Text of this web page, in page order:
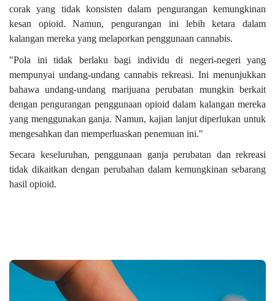
corak yang tidak konsisten dalam pengurangan kemungkinan
kesan opioid. Namun, pengurangan ini lebih ketara dalam
kalangan mereka yang melaporkan penggunaan cannabis.
"Pola ini tidak berlaku bagi individu di negeri-negeri yang
mempunyai undang-undang cannabis rekreasi. Ini menunjukkan
bahawa undang-undang marijuana perubatan mungkin berkait
dengan pengurangan penggunaan opioid dalam kalangan mereka
yang menggunakan ganja. Namun, kajian lanjut diperlukan untuk
mengesahkan dan memperluaskan penemuan ini."
Secara keseluruhan, penggunaan ganja perubatan dan rekreasi
tidak dikaitkan dengan perubahan dalam kemungkinan sebarang
hasil opioid.